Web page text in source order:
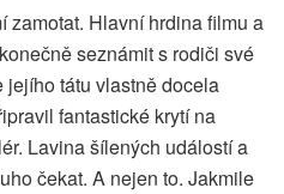
zamotat. Hlavní hrdina filmu a
seznámit s rodiči své
jejího tátu vlastně docela
fantastické krytí na
Lavina šílených událostí a
čekat. A nejen to. Jakmile